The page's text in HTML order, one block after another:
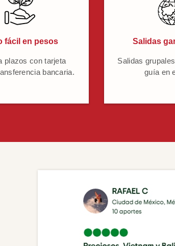
fácil en pesos
plazos con tarjeta
bancaria.
Salidas
Salidas
guía en